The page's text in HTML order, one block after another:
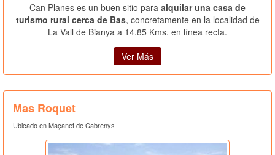
Can Planes es un buen sitio para alquilar una casa de
turismo rural cerca de Bas, concretamente en la localidad de
La Vall de Bianya a 14.85 Kms. en línea recta.
Ver Más
Mas Roquet
Ubicado en Maçanet de Cabrenys